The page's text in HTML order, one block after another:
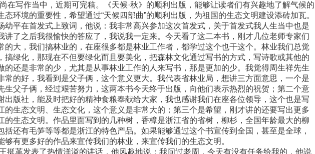
在写作当中，近期可完稿。《天候·秋》的顺利出版，能够让读者们有兴趣地了解气候的
环境的重要性，希望通过“天候四部曲”的顺利出版，为祖国的生态文明建设添砖加瓦。
平在首发式上致词，他说：我非常高兴参加这次首发式，关于首发式我人生当中也是
讲了之后我很愉快的答应了，我说我一定来。今天看了这二本书，刚才几位老师专家们
的大，我们搞林业的，在座很多都是林业工作者，都学过这个也干这个。林业我们总觉
搞绿化，那现在不但要绿化而且要美化，把森林文化通过写书的方式，写诗歌或其他的
的还是非常的少，尤其是从事林业工作的人来写书，那是更加的少。我觉得周生祥先生
常的好，我看到是父子俩，这个意义更大。我代表省林业局，想讲三方面意思，一个是
生父子俩，经过艰苦努力，这两本书今天终于出版，向他们表示热烈的祝贺；第二个意
出版社，能及时把好的精神食粮奉献给大家，我也感谢我们在座各位领导，这个也是写
的生态文明、生态文化，这个意义是非常大的；第三个是希望，刚才讲的还要写出更多
的生态文明。作品里面写到的几种树，香樟是浙江省的省树，柳杉，全国年龄最大的柳
括还有毛笋等等都是浙江的特色产品。如果能够通过这个书宣传到全国，甚至是全球，
够有更多好的作品来宣传我们的林业，来宣传我们的生态文明。
革发表了热情洋溢的讲话，他风趣地说：我问过老周，今天有没有任务给我的，他说